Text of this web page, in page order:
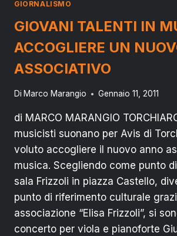
E
LA
SUA
NON
GIORNALISMO
GIOVANI TALENTI IN
ACCOGLIERE UN
ASSOCIATIVO
Di Marco Marangio Gennaio 11, 2011
di MARCO MARANGIO
musicisti suonano per Avis di
voluto accogliere il nuovo anno
musica. Scegliendo come punto
sala Frizzoli in piazza Castello,
punto di riferimento culturale
associazione “Elisa Frizzoli”, si
concerto per viola e pianoforte